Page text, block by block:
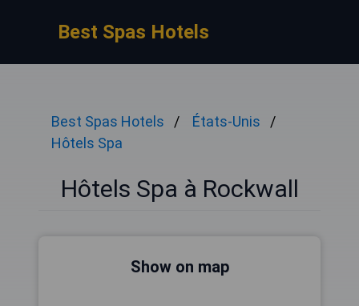
Best Spas Hotels
Best Spas Hotels
États-Unis
Hôtels Spa
Hôtels Spa à Rockwall
Show on map